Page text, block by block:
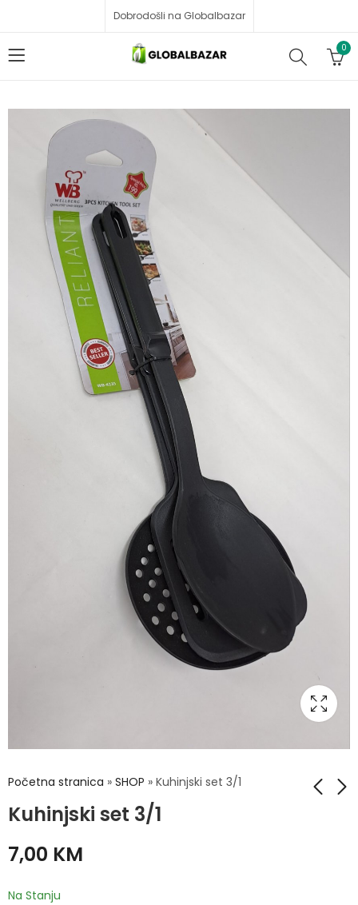
Dobrodošli na Globalbazar
0
Početna stranica » SHOP » Kuhinjski set 3/1
Kuhinjski set 3/1
7,00 KM
Na Stanju